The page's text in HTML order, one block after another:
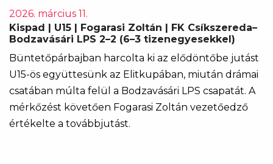
2026. március 11.
Kispad | U15 | Fogarasi Zoltán | FK Csíkszereda–
Bodzavásári LPS 2–2 (6–3 tizenegyesekkel)
Büntetőpárbajban harcolta ki az elődöntőbe jutást
U15-ös együttesünk az Elitkupában, miután drámai
csatában múlta felül a Bodzavásári LPS csapatát. A
mérkőzést követően Fogarasi Zoltán vezetőedző
értékelte a továbbjutást.